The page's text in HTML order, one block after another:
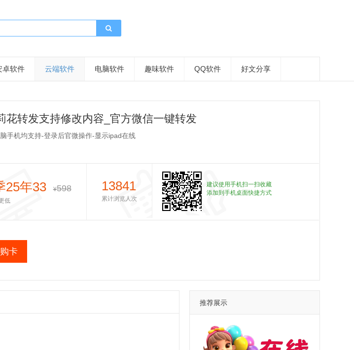
卓软件 云端软件 电脑软件 趣味软件 QQ软件 好文分享
花转发支持修改内容_官方微信一键转发
手机均支持-登录后官微操作-显示ipad在线
25年33 ¥598
低
13841
累计浏览人次
建议使用手机扫一扫收藏
添加到手机桌面快捷方式
卡
推荐展示